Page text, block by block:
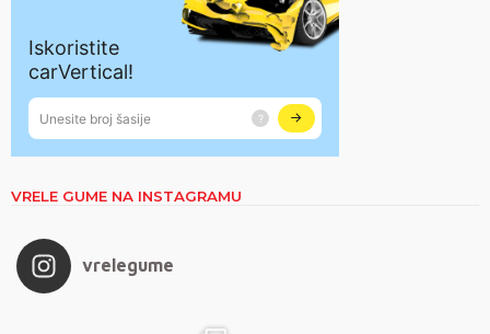
VRELE GUME NA INSTAGRAMU
vrelegume